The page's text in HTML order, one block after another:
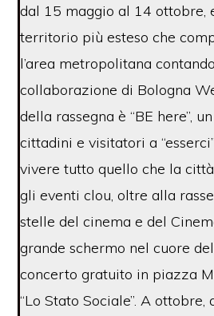
dal 15 maggio al 14 ottobre,
territorio più esteso che
l’area metropolitana
collaborazione di Bologna
della rassegna è “BE here”,
cittadini e visitatori a
vivere tutto quello che la città
gli eventi clou, oltre alla
stelle del cinema e del
grande schermo nel cuore
concerto gratuito in piazza
“Lo Stato Sociale”. A